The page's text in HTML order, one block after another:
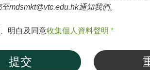
mdsmkt@vtc.edu.hk通知我們。
明白及同意收集個人資料聲明 *
提交